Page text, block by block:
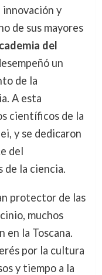
y
de sus mayores
del
un
de la
A esta
científicos de la
y se dedicaron
del
de la ciencia.
protector de las
muchos
la Toscana.
por la cultura
y tiempo a la